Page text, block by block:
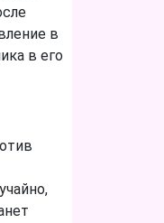
в
в его